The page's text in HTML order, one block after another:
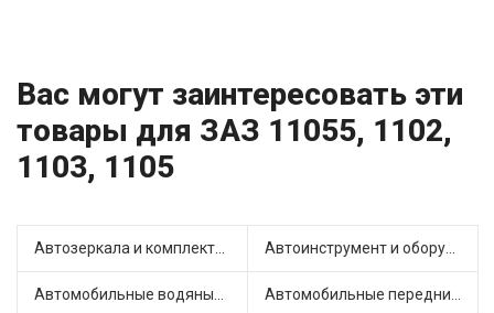
Вас могут заинтересовать эти
товары для ЗАЗ 11055, 1102,
1103, 1105
Автозеркала и комплектующие (4) Автоинструмент и оборудование (1)
Автомобильные водяные насосы (13) Автомобильные передние фары (2)